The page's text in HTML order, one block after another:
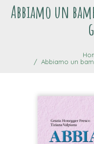
Abbiamo un
Abbiamo un